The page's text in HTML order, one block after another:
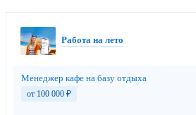
Работа на лето
Менеджер кафе на базу отдыха
от 100 000 ₽